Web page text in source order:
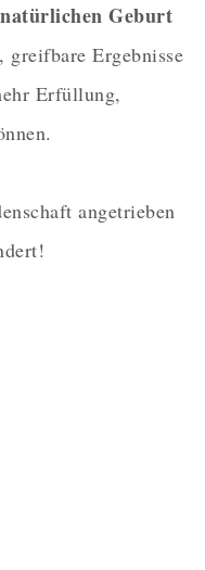
natürlichen Geburt
greifbare Ergebnisse
Erfüllung,
angetrieben